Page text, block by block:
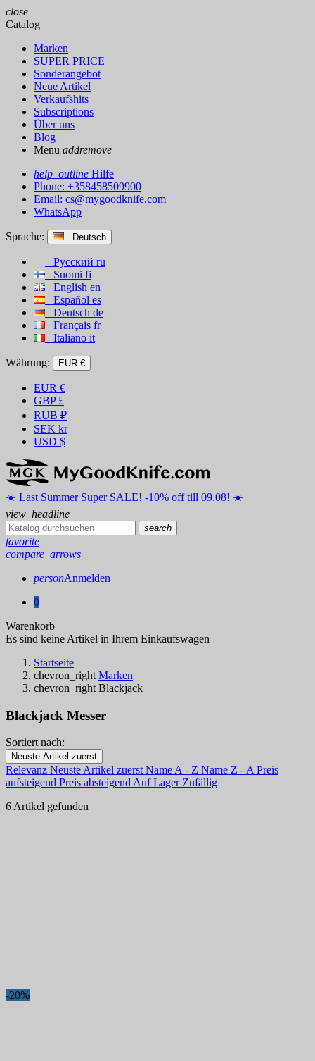
close
Catalog
Marken
SUPER PRICE
Sonderangebot
Neue Artikel
Verkaufshits
Subscriptions
Über uns
Blog
Menu addremove
help_outline Hilfe
Phone: +358458509900
Email: cs@mygoodknife.com
WhatsApp
Sprache: Deutsch
Русский ru
Suomi fi
English en
Español es
Deutsch de
Français fr
Italiano it
Währung: EUR €
EUR €
GBP £
RUB ₽
SEK kr
USD $
☀️ ️Last Summer Super SALE! -10% off till 09.08! ☀️
view_headline
search
favorite
compare_arrows
personAnmelden
0
Warenkorb
Es sind keine Artikel in Ihrem Einkaufswagen
Startseite
chevron_right Marken
chevron_right Blackjack
Blackjack Messer
Filters:
Clear
Auf Lager
Auf Lager
Härte
Sortiert nach:
Neuste Artikel zuerst
Relevanz Neuste Artikel zuerst Name A - Z Name Z - A Preis
aufsteigend Preis absteigend Auf Lager Zufällig
6 Artikel gefunden
-20%